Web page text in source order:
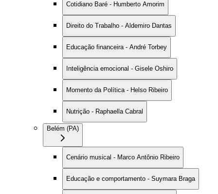
Cotidiano Baré - Humberto Amorim
Direito do Trabalho - Aldemiro Dantas
Educação financeira - André Torbey
Inteligência emocional - Gisele Oshiro
Momento da Política - Helso Ribeiro
Nutrição - Raphaella Cabral
Belém (PA)
Cenário musical - Marco Antônio Ribeiro
Educação e comportamento - Suymara Braga